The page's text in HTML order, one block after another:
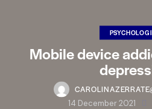
Mobile device
14 December 2021